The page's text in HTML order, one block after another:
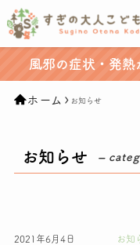
風邪の症状・発
ホーム お知らせ
お知らせ –
2021年6月4日 お知